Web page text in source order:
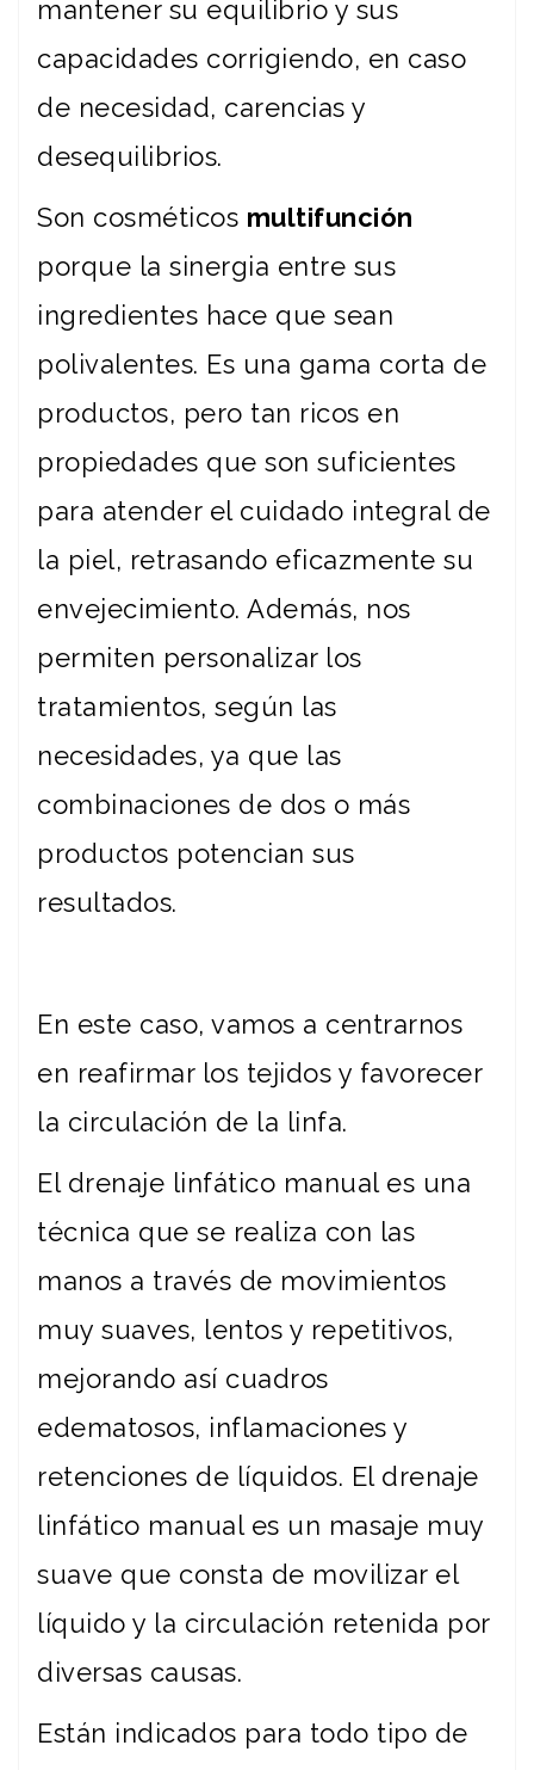
mantener su equilibrio y sus
capacidades corrigiendo, en caso
de necesidad, carencias y
desequilibrios.
Son cosméticos multifunción
porque la sinergia entre sus
ingredientes hace que sean
polivalentes. Es una gama corta de
productos, pero tan ricos en
propiedades que son suficientes
para atender el cuidado integral de
la piel, retrasando eficazmente su
envejecimiento. Además, nos
permiten personalizar los
tratamientos, según las
necesidades, ya que las
combinaciones de dos o más
productos potencian sus
resultados.
En este caso, vamos a centrarnos
en reafirmar los tejidos y favorecer
la circulación de la linfa.
El drenaje linfático manual es una
técnica que se realiza con las
manos a través de movimientos
muy suaves, lentos y repetitivos,
mejorando así cuadros
edematosos, inflamaciones y
retenciones de líquidos. El drenaje
linfático manual es un masaje muy
suave que consta de movilizar el
líquido y la circulación retenida por
diversas causas.
Están indicados para todo tipo de